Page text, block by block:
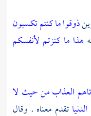
ذوقوا ما كنتم تكسبون
هذا ما كنزتم لأنفسكم
العذاب من حيث لا
تقدم معناه . وقال